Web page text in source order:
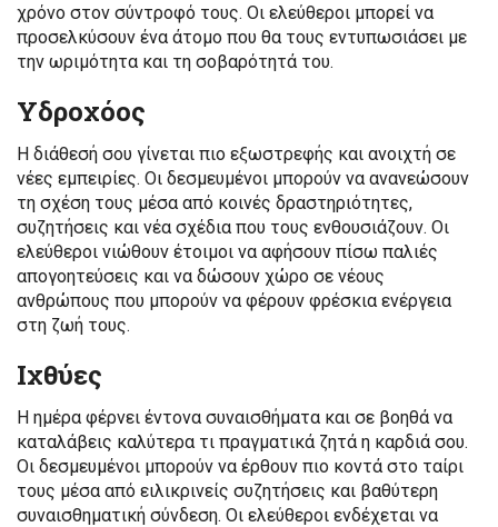
χρόνο στον σύντροφό τους. Οι ελεύθεροι μπορεί να
προσελκύσουν ένα άτομο που θα τους εντυπωσιάσει με
την ωριμότητα και τη σοβαρότητά του.
Υδροχόος
Η διάθεσή σου γίνεται πιο εξωστρεφής και ανοιχτή σε
νέες εμπειρίες. Οι δεσμευμένοι μπορούν να ανανεώσουν
τη σχέση τους μέσα από κοινές δραστηριότητες,
συζητήσεις και νέα σχέδια που τους ενθουσιάζουν. Οι
ελεύθεροι νιώθουν έτοιμοι να αφήσουν πίσω παλιές
απογοητεύσεις και να δώσουν χώρο σε νέους
ανθρώπους που μπορούν να φέρουν φρέσκια ενέργεια
στη ζωή τους.
Ιχθύες
Η ημέρα φέρνει έντονα συναισθήματα και σε βοηθά να
καταλάβεις καλύτερα τι πραγματικά ζητά η καρδιά σου.
Οι δεσμευμένοι μπορούν να έρθουν πιο κοντά στο ταίρι
τους μέσα από ειλικρινείς συζητήσεις και βαθύτερη
συναισθηματική σύνδεση. Οι ελεύθεροι ενδέχεται να